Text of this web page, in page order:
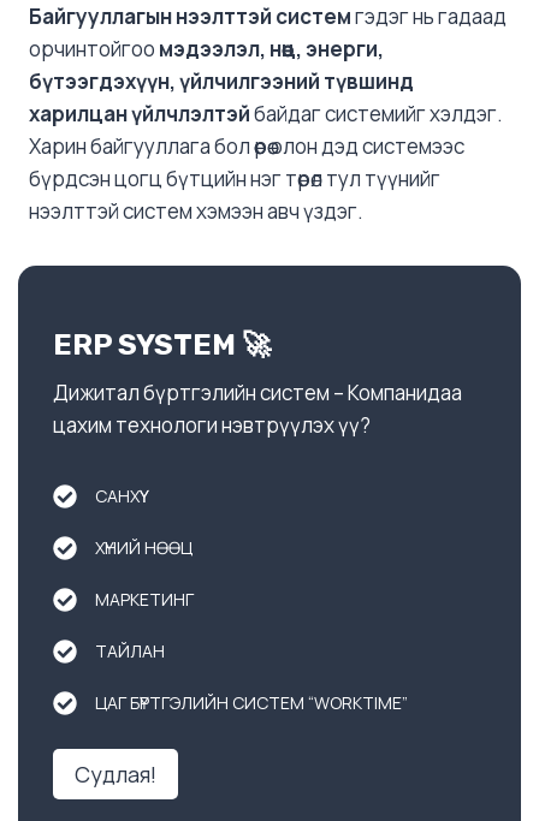
Байгууллагын нээлттэй системгэдэг нь гадаад
орчинтойгоо мэдээлэл, нөөц, энерги,
бүтээгдэхүүн, үйлчилгээний түвшинд
харилцан үйлчлэлтэйбайдаг системийг хэлдэг.
Харин байгууллага бол өөрөө олон дэд системээс
бүрдсэн цогц бүтцийн нэг төрөл тул түүнийг
нээлттэй систем хэмээн авч үздэг.
ERP SYSTEM 🚀
Дижитал бүртгэлийн систем – Компанидаа
цахим технологи нэвтрүүлэх үү?
САНХҮҮ
ХҮНИЙ НӨӨЦ
МАРКЕТИНГ
ТАЙЛАН
ЦАГ БҮРТГЭЛИЙН СИСТЕМ “WORKTIME”
Судлая!